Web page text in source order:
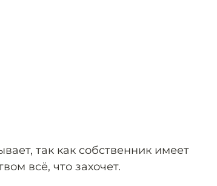
так как собственник имеет
всё, что захочет.